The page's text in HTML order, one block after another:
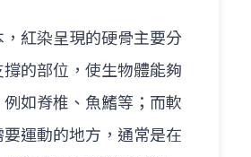
紅染呈現的硬骨主要分
的部位，使生物體能夠
如脊椎、魚鰭等；而軟
運動的地方，通常是在